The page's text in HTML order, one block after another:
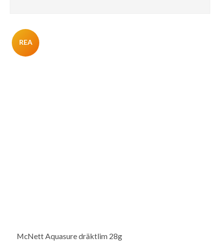
REA
McNett Aquasure dräktlim 28g